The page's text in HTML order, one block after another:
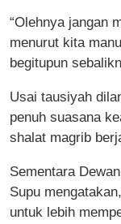
“Olehnya jangan
menurut kita
begitupun
Usai tausiyah
penuh suasana
shalat magrib
Sementara
Supu
untuk lebih